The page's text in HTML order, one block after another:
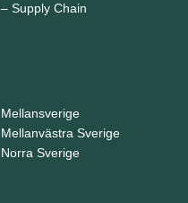
– Supply Chain
Mellansverige
Mellanvästra Sverige
Norra Sverige